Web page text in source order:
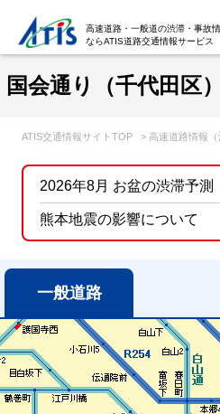
高速道路・一般道の渋滞・事故
ならATIS道路交通情報サービス
国会通り（千代田区
ATIS交通情報サイトTOP > 高速道路情報（
2026年8月 お盆の渋滞予測
熊本地震の影響について
一般道路